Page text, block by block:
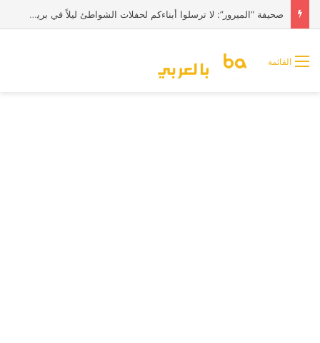
صحيفة “الميرور”: لا ترسلوا أبناءكم لحفلات الشواطئ ليلاً في بريطانيا
القائمة